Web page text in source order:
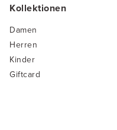
Kollektionen
Damen
Herren
Kinder
Giftcard